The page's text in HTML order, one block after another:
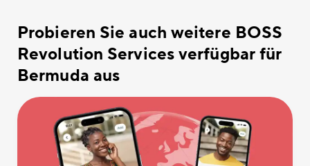
Probieren Sie auch weitere BOSS
Revolution Services verfügbar für
Bermuda aus